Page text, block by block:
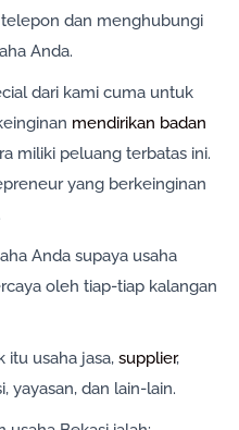
dan menghubungi
Anda.
dari kami cuma untuk
mendirikan badan
miliki peluang terbatas ini.
yang berkeinginan
Anda supaya usaha
oleh tiap-tiap kalangan
itu usaha jasa, supplier,
yayasan, dan lain-lain.